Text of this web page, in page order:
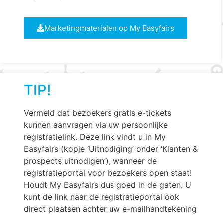
Marketingmaterialen op My Easyfairs
TIP!
Vermeld dat bezoekers gratis e-tickets
kunnen aanvragen via uw persoonlijke
registratielink. Deze link vindt u in My
Easyfairs (kopje ‘Uitnodiging’ onder ‘Klanten &
prospects uitnodigen’), wanneer de
registratieportal voor bezoekers open staat!
Houdt My Easyfairs dus goed in de gaten. U
kunt de link naar de registratieportal ook
direct plaatsen achter uw e-mailhandtekening